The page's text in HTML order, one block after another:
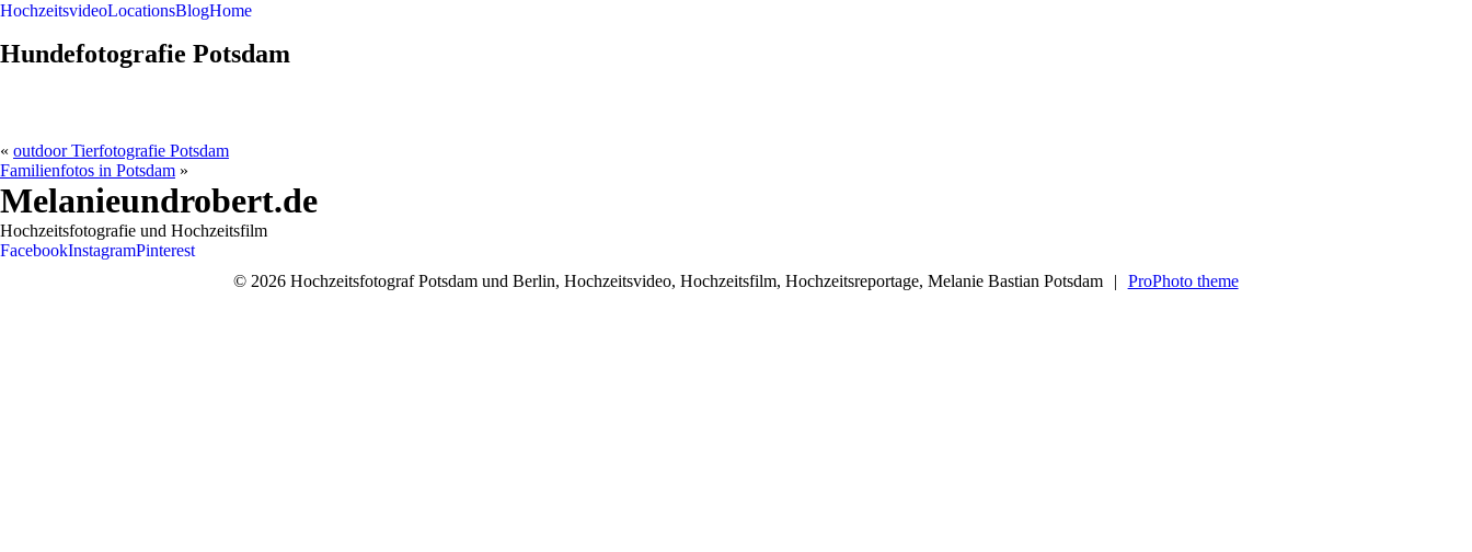
HochzeitsvideoLocationsBlogHome
Hundefotografie Potsdam
« outdoor Tierfotografie Potsdam
Familienfotos in Potsdam »
Melanieundrobert.de
Hochzeitsfotografie und Hochzeitsfilm
FacebookInstagramPinterest
© 2026 Hochzeitsfotograf Potsdam und Berlin, Hochzeitsvideo, Hochzeitsfilm, Hochzeitsreportage, Melanie Bastian Potsdam
| ProPhoto theme